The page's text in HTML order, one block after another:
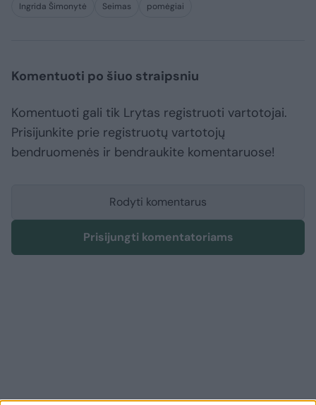
Ingrida Šimonytė Seimas pomėgiai
Komentuoti po šiuo straipsniu
Komentuoti gali tik Lrytas registruoti vartotojai.
Prisijunkite prie registruotų vartotojų
bendruomenės ir bendraukite komentaruose!
Rodyti komentarus
Prisijungti komentatoriams